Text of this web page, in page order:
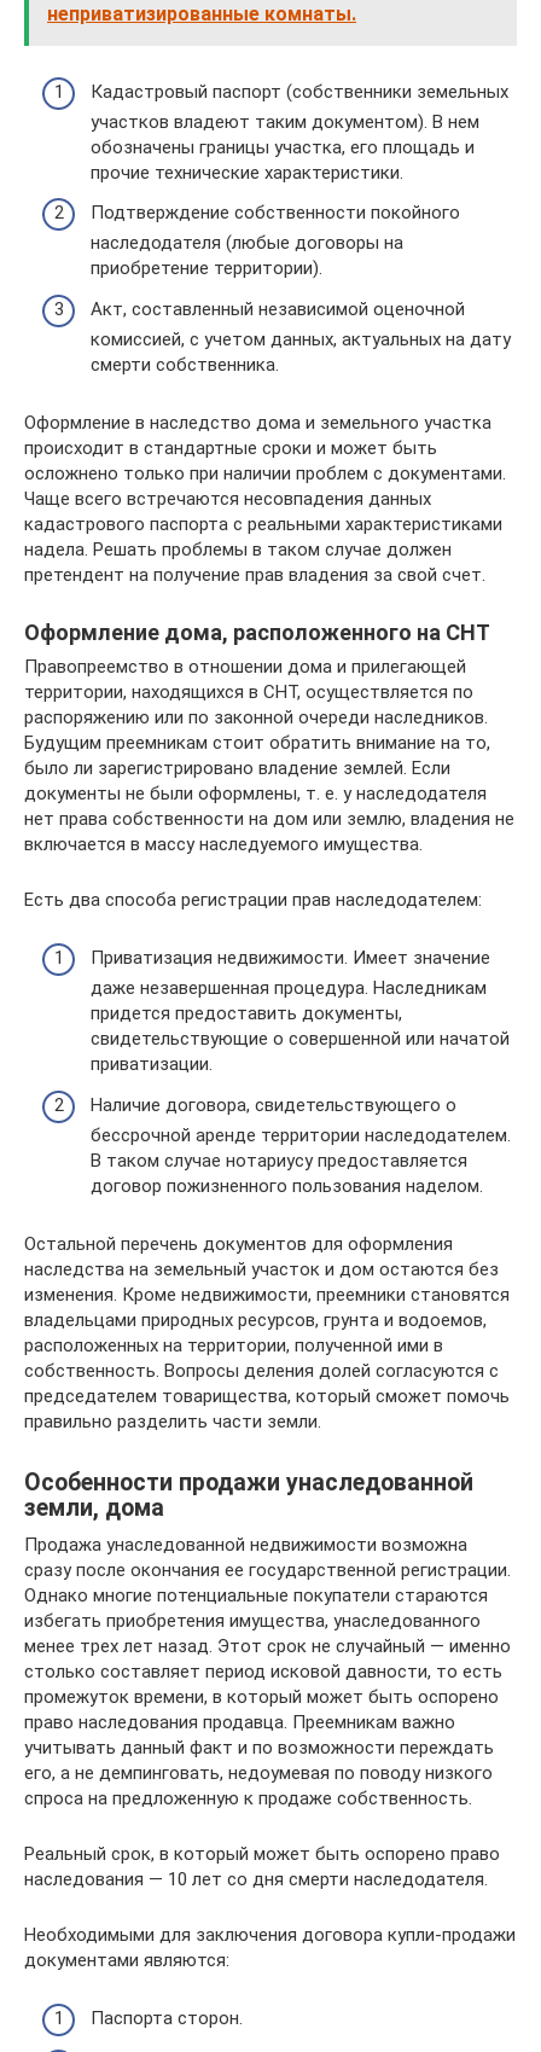
неприватизированные комнаты.
Кадастровый паспорт (собственники земельных
участков владеют таким документом). В нем
обозначены границы участка, его площадь и
прочие технические характеристики.
Подтверждение собственности покойного
наследодателя (любые договоры на
приобретение территории).
Акт, составленный независимой оценочной
комиссией, с учетом данных, актуальных на дату
смерти собственника.
Оформление в наследство дома и земельного участка
происходит в стандартные сроки и может быть
осложнено только при наличии проблем с документами.
Чаще всего встречаются несовпадения данных
кадастрового паспорта с реальными характеристиками
надела. Решать проблемы в таком случае должен
претендент на получение прав владения за свой счет.
Оформление дома, расположенного на СНТ
Правопреемство в отношении дома и прилегающей
территории, находящихся в СНТ, осуществляется по
распоряжению или по законной очереди наследников.
Будущим преемникам стоит обратить внимание на то,
было ли зарегистрировано владение землей. Если
документы не были оформлены, т. е. у наследодателя
нет права собственности на дом или землю, владения не
включается в массу наследуемого имущества.
Есть два способа регистрации прав наследодателем:
Приватизация недвижимости. Имеет значение
даже незавершенная процедура. Наследникам
придется предоставить документы,
свидетельствующие о совершенной или начатой
приватизации.
Наличие договора, свидетельствующего о
бессрочной аренде территории наследодателем.
В таком случае нотариусу предоставляется
договор пожизненного пользования наделом.
Остальной перечень документов для оформления
наследства на земельный участок и дом остаются без
изменения. Кроме недвижимости, преемники становятся
владельцами природных ресурсов, грунта и водоемов,
расположенных на территории, полученной ими в
собственность. Вопросы деления долей согласуются с
председателем товарищества, который сможет помочь
правильно разделить части земли.
Особенности продажи унаследованной
земли, дома
Продажа унаследованной недвижимости возможна
сразу после окончания ее государственной регистрации.
Однако многие потенциальные покупатели стараются
избегать приобретения имущества, унаследованного
менее трех лет назад. Этот срок не случайный — именно
столько составляет период исковой давности, то есть
промежуток времени, в который может быть оспорено
право наследования продавца. Преемникам важно
учитывать данный факт и по возможности переждать
его, а не демпинговать, недоумевая по поводу низкого
спроса на предложенную к продаже собственность.
Реальный срок, в который может быть оспорено право
наследования — 10 лет со дня смерти наследодателя.
Необходимыми для заключения договора купли-продажи
документами являются:
Паспорта сторон.